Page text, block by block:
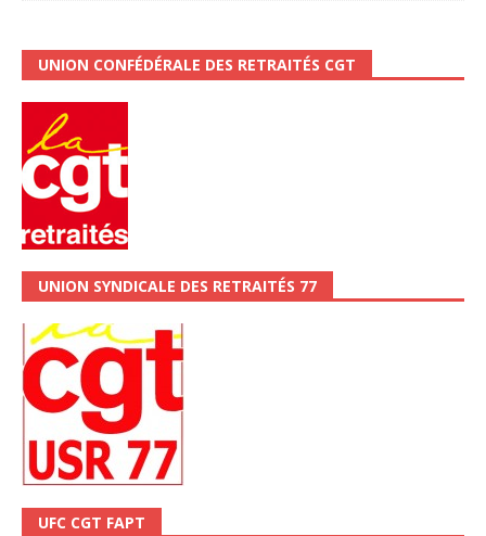
UNION CONFÉDÉRALE DES RETRAITÉS CGT
UNION SYNDICALE DES RETRAITÉS 77
UFC CGT FAPT